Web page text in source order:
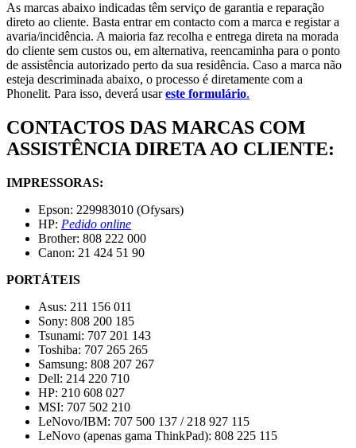
As marcas abaixo indicadas têm serviço de garantia e reparação
direto ao cliente. Basta entrar em contacto com a marca e registar a
avaria/incidência. A maioria faz recolha e entrega direta na morada
do cliente sem custos ou, em alternativa, reencaminha para o ponto
de assistência autorizado perto da sua residência. Caso a marca não
esteja descriminada abaixo, o processo é diretamente com a
Phonelit. Para isso, deverá usareste formulário.
CONTACTOS DAS MARCAS COM
ASSISTÊNCIA DIRETA AO CLIENTE:
IMPRESSORAS:
Epson: 229983010 (Ofysars)
HP: Pedido online
Brother: 808 222 000
Canon: 21 424 51 90
PORTÁTEIS
Asus: 211 156 011
Sony: 808 200 185
Tsunami: 707 201 143
Toshiba: 707 265 265
Samsung: 808 207 267
Dell: 214 220 710
HP: 210 608 027
MSI: 707 502 210
LeNovo/IBM: 707 500 137 / 218 927 115
LeNovo (apenas gama ThinkPad): 808 225 115